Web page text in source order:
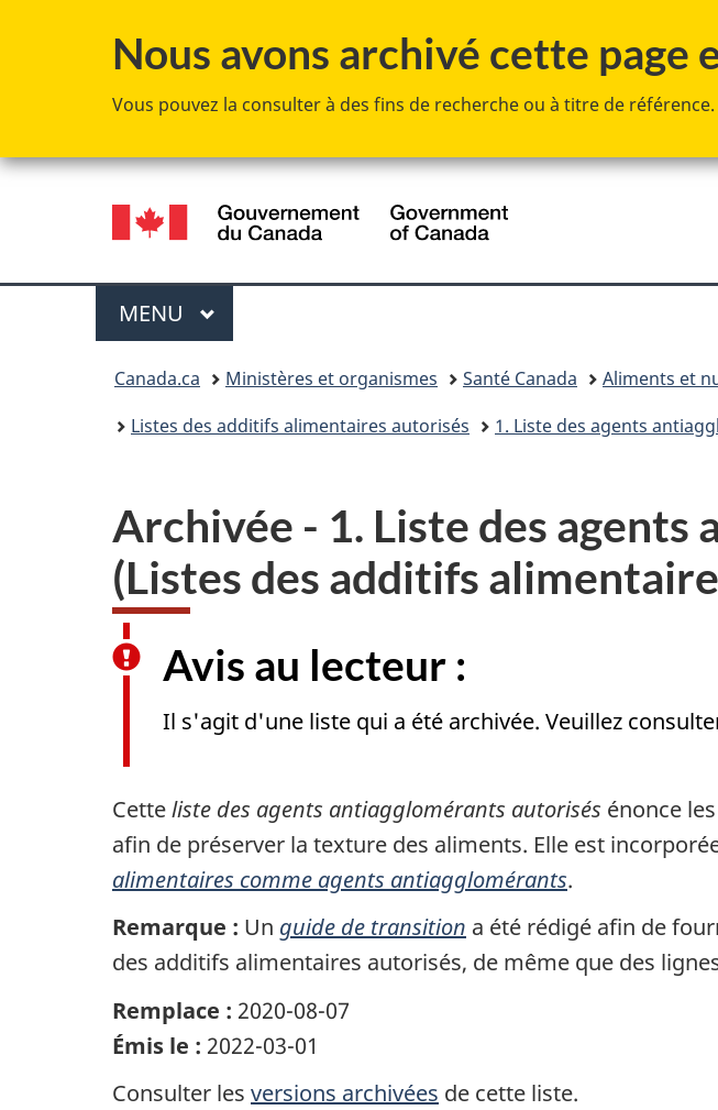
Nous avons archivé cette page
Vous pouvez la consulter à des fins de recherche ou à titre de référence.
Sélection
de
la
langue
Canada
Menu
MENU PRINCIPAL
Canada.ca Ministères et organismes Santé Canada Aliments et
Listes des additifs alimentaires autorisés
1. Liste des agents
Archivée - 1. Liste des
(Listes des additifs
Avis au lecteur :
Il s'agit d'une liste qui a été archivée. Veuillez
Cetteliste des agents antiagglomérants autorisés énonce
afin de préserver la texture des aliments. Elle est
alimentaires comme agents antiagglomérants.
Remarque : Un guide de transition a été rédigé afin de
des additifs alimentaires autorisés, de même que des
Remplace : 2020-08-07
Émis le : 2022-03-01
Consulter les versions archivées de cette liste.